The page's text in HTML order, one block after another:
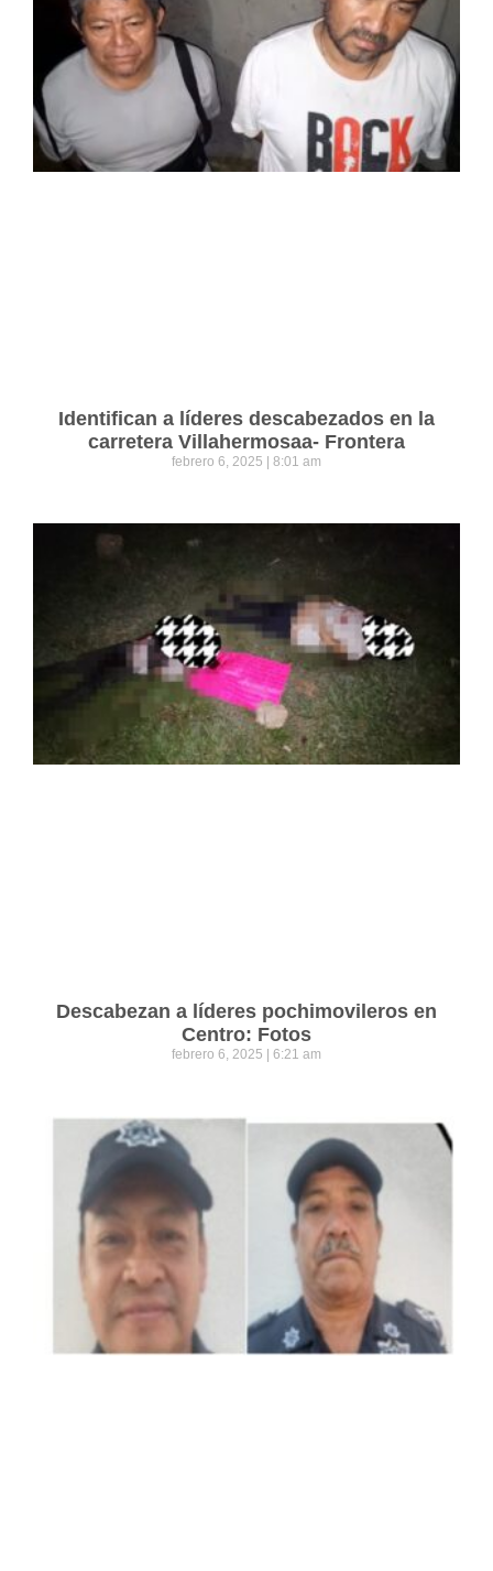
Identifican a líderes descabezados en la
carretera Villahermosaa- Frontera
febrero 6, 2025 8:01 am
Descabezan a líderes pochimovileros en
Centro: Fotos
febrero 6, 2025 6:21 am